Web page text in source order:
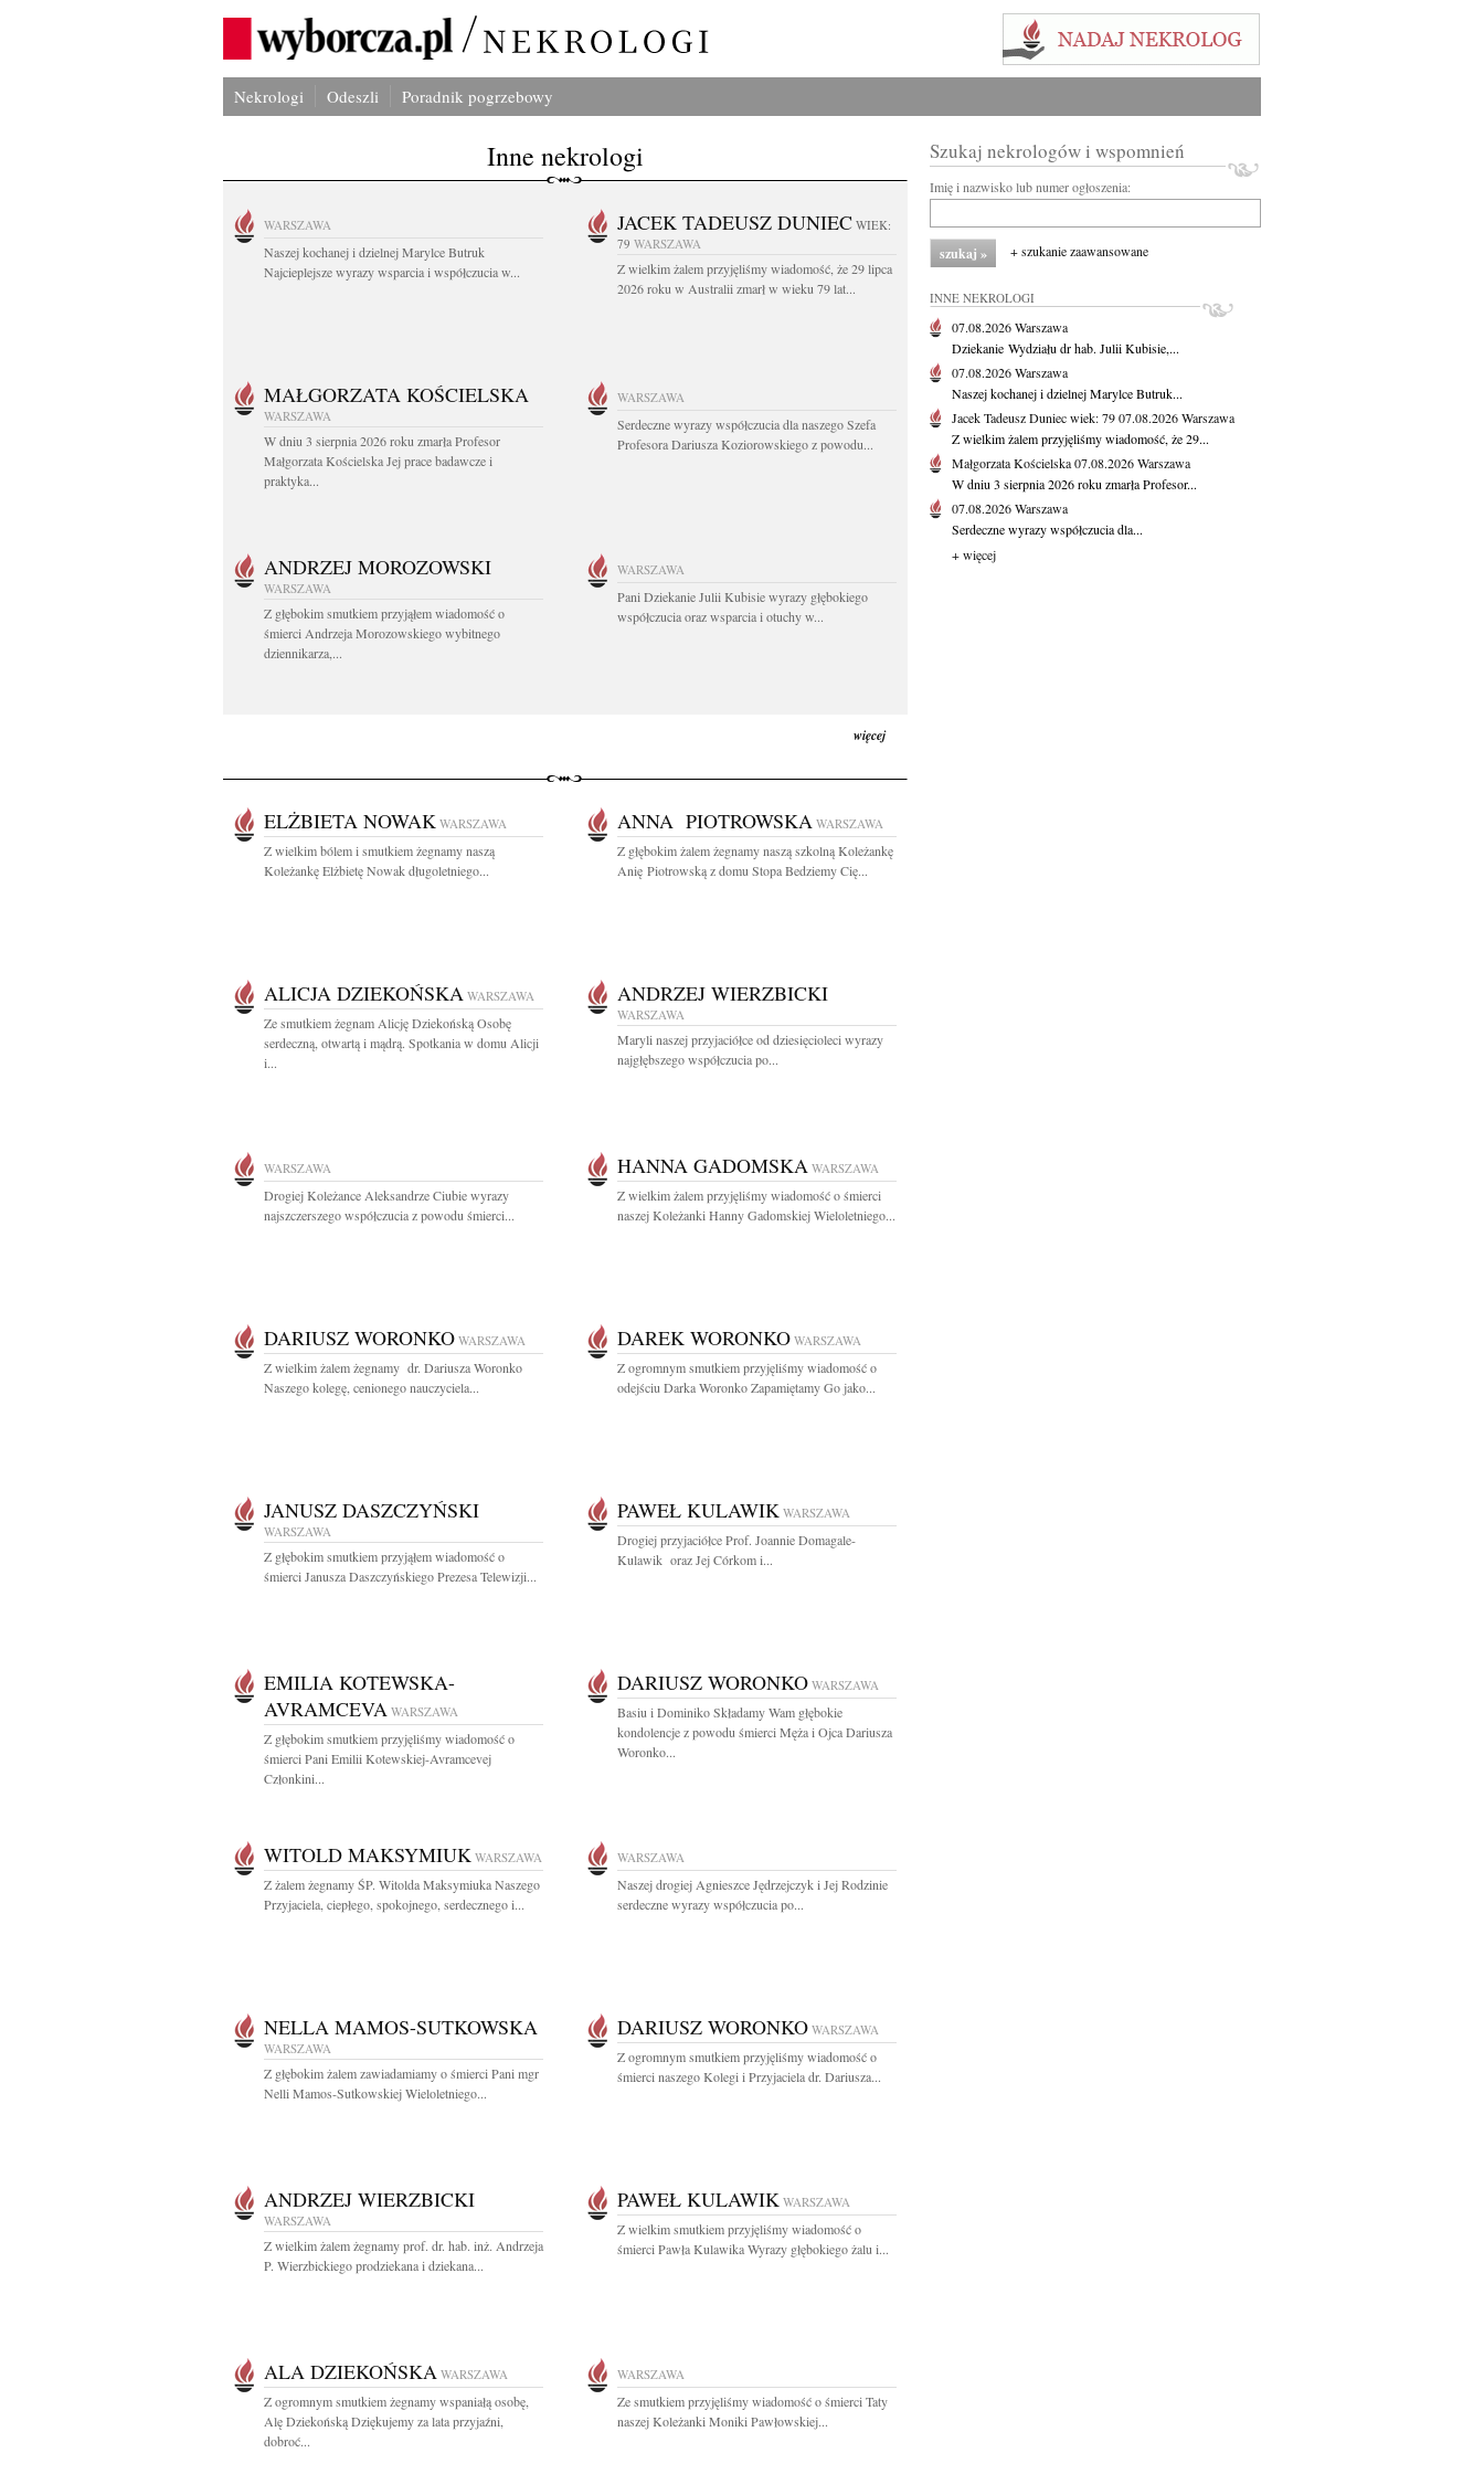
Nekrologi Odeszli Poradnik pogrzebowy
Inne nekrologi
WARSZAWA
Naszej kochanej i dzielnej Marylce Butruk
Najcieplejsze wyrazy wsparcia i współczucia w...
JACEK TADEUSZ DUNIEC WIEK:
79 WARSZAWA
Z wielkim żalem przyjęliśmy wiadomość, że 29 lipca
2026 roku w Australii zmarł w wieku 79 lat...
MAŁGORZATA KOŚCIELSKA
WARSZAWA
W dniu 3 sierpnia 2026 roku zmarła Profesor
Małgorzata Kościelska Jej prace badawcze i
praktyka...
WARSZAWA
Serdeczne wyrazy współczucia dla naszego Szefa
Profesora Dariusza Koziorowskiego z powodu...
ANDRZEJ MOROZOWSKI
WARSZAWA
Z głębokim smutkiem przyjąłem wiadomość o
śmierci Andrzeja Morozowskiego wybitnego
dziennikarza,...
WARSZAWA
Pani Dziekanie Julii Kubisie wyrazy głębokiego
współczucia oraz wsparcia i otuchy w...
więcej
ELŻBIETA NOWAK WARSZAWA
Z wielkim bólem i smutkiem żegnamy naszą
Koleżankę Elżbietę Nowak długoletniego...
ANNA PIOTROWSKA WARSZAWA
Z głębokim żalem żegnamy naszą szkolną Koleżankę
Anię Piotrowską z domu Stopa Bedziemy Cię...
ALICJA DZIEKOŃSKA WARSZAWA
Ze smutkiem żegnam Alicję Dziekońską Osobę
serdeczną, otwartą i mądrą. Spotkania w domu Alicji
i...
ANDRZEJ WIERZBICKI
WARSZAWA
Maryli naszej przyjaciółce od dziesięcioleci wyrazy
najgłębszego współczucia po...
WARSZAWA
Drogiej Koleżance Aleksandrze Ciubie wyrazy
najszczerszego współczucia z powodu śmierci...
HANNA GADOMSKA WARSZAWA
Z wielkim żalem przyjęliśmy wiadomość o śmierci
naszej Koleżanki Hanny Gadomskiej Wieloletniego...
DARIUSZ WORONKO WARSZAWA
Z wielkim żalem żegnamy dr. Dariusza Woronko
Naszego kolegę, cenionego nauczyciela...
DAREK WORONKO WARSZAWA
Z ogromnym smutkiem przyjęliśmy wiadomość o
odejściu Darka Woronko Zapamiętamy Go jako...
JANUSZ DASZCZYŃSKI
WARSZAWA
Z głębokim smutkiem przyjąłem wiadomość o
śmierci Janusza Daszczyńskiego Prezesa Telewizji...
PAWEŁ KULAWIK WARSZAWA
Drogiej przyjaciółce Prof. Joannie Domagale-
Kulawik oraz Jej Córkom i...
EMILIA KOTEWSKA-
AVRAMCEVA WARSZAWA
Z głębokim smutkiem przyjęliśmy wiadomość o
śmierci Pani Emilii Kotewskiej-Avramcevej
Członkini...
DARIUSZ WORONKO WARSZAWA
Basiu i Dominiko Składamy Wam głębokie
kondolencje z powodu śmierci Męża i Ojca Dariusza
Woronko...
WITOLD MAKSYMIUK WARSZAWA
Z żalem żegnamy ŚP. Witolda Maksymiuka Naszego
Przyjaciela, ciepłego, spokojnego, serdecznego i...
WARSZAWA
Naszej drogiej Agnieszce Jędrzejczyk i Jej Rodzinie
serdeczne wyrazy współczucia po...
NELLA MAMOS-SUTKOWSKA
WARSZAWA
Z głębokim żalem zawiadamiamy o śmierci Pani mgr
Nelli Mamos-Sutkowskiej Wieloletniego...
DARIUSZ WORONKO WARSZAWA
Z ogromnym smutkiem przyjęliśmy wiadomość o
śmierci naszego Kolegi i Przyjaciela dr. Dariusza...
ANDRZEJ WIERZBICKI
WARSZAWA
Z wielkim żalem żegnamy prof. dr. hab. inż. Andrzeja
P. Wierzbickiego prodziekana i dziekana...
PAWEŁ KULAWIK WARSZAWA
Z wielkim smutkiem przyjęliśmy wiadomość o
śmierci Pawła Kulawika Wyrazy głębokiego żalu i...
ALA DZIEKOŃSKA WARSZAWA
Z ogromnym smutkiem żegnamy wspaniałą osobę,
Alę Dziekońską Dziękujemy za lata przyjaźni,
dobroć...
WARSZAWA
Ze smutkiem przyjęliśmy wiadomość o śmierci Taty
naszej Koleżanki Moniki Pawłowskiej...
Szukaj nekrologów i wspomnień
Imię i nazwisko lub numer ogłoszenia:
+ szukanie zaawansowane
INNE NEKROLOGI
07.08.2026Warszawa
Dziekanie Wydziału dr hab. Julii Kubisie,...
07.08.2026Warszawa
Naszej kochanej i dzielnej Marylce Butruk...
Jacek Tadeusz Duniecwiek: 7907.08.2026Warszawa
Z wielkim żalem przyjęliśmy wiadomość, że 29...
Małgorzata Kościelska07.08.2026Warszawa
W dniu 3 sierpnia 2026 roku zmarła Profesor...
07.08.2026Warszawa
Serdeczne wyrazy współczucia dla...
+ więcej